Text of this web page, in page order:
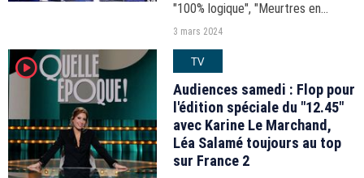
"100% logique", "Meurtres en
Champagne"... Les audiences de la
3 mars 2024
player2 TV
Audiences samedi : Flop pour
l'édition spéciale du "12.45"
avec Karine Le Marchand,
Léa Salamé toujours au top
sur France 2